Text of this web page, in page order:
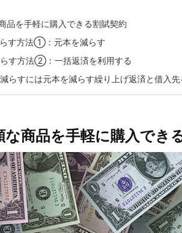
品を手軽に購入できる割賦契約
す方法①：元本を減らす
す方法②：一括返済を利用する
らすには元本を減らす繰り上げ返済と借入
な商品を手軽に購入でき